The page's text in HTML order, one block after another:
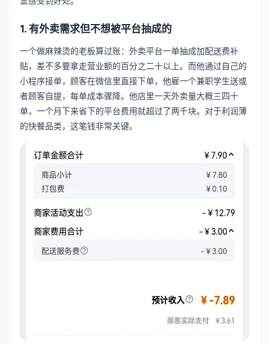
1. 有外卖需求但不想被平台抽成的
一个做麻辣烫的老板算过账：外卖平台一单抽成加配送费补
贴，差不多要拿走营业额的百分之二十以上。而他通过自己的
小程序接单，顾客在微信里直接下单，他雇一个兼职学生送或
者顾客自提，每单成本骤降。他店里一天外卖量大概三四十
单，一个月下来省下的平台费用就超过了两千块。对于利润薄
的快餐品类，这笔钱非常关键。